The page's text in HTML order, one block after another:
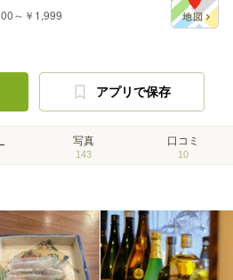
～￥1,999
アプリで保存
写真
143
口コミ
10